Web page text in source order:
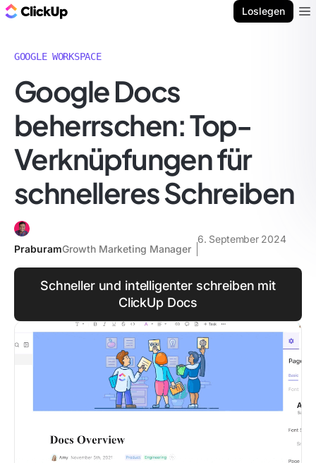
Loslegen
GOOGLE WORKSPACE
Google Docs
beherrschen: Top-
Verknüpfungen für
schnelleres Schreiben
PraburamGrowth Marketing Manager
6. September 2024
Schneller und intelligenter schreiben mit
ClickUp Docs